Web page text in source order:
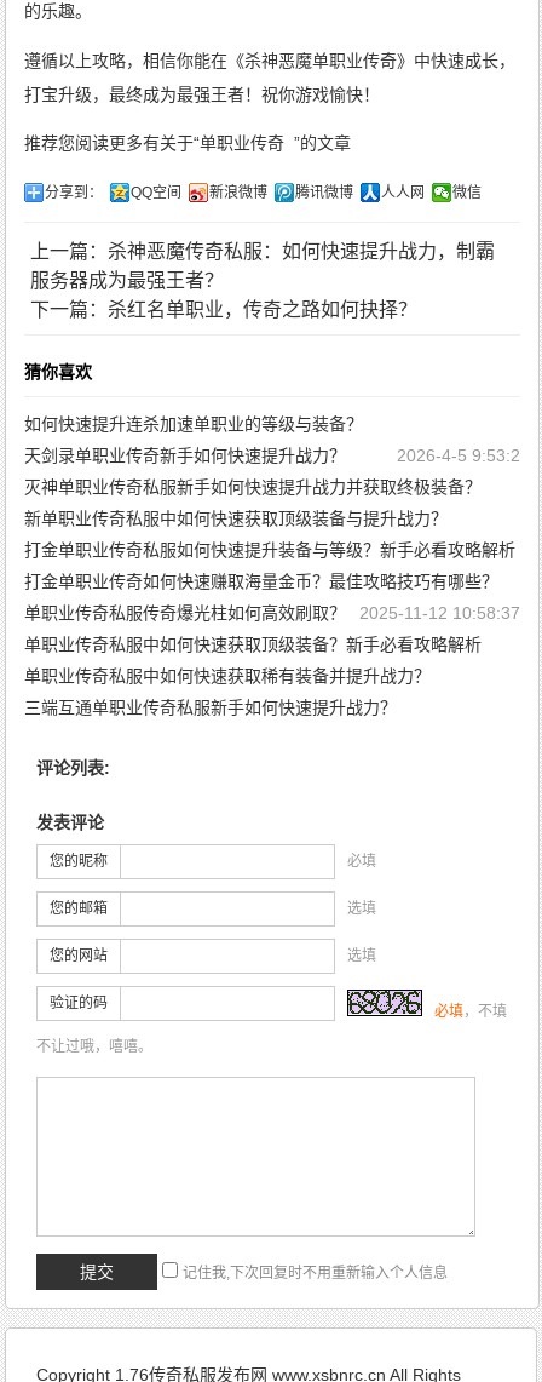
的乐趣。
遵循以上攻略，相信你能在《杀神恶魔单职业传奇》中快速成长，
打宝升级，最终成为最强王者！祝你游戏愉快！
推荐您阅读更多有关于“单职业传奇 ”的文章
分享到： QQ空间 新浪微博 腾讯微博 人人网 微信
上一篇：杀神恶魔传奇私服：如何快速提升战力，制霸
服务器成为最强王者？
下一篇：杀红名单职业，传奇之路如何抉择？
猜你喜欢
如何快速提升连杀加速单职业的等级与装备？
2026-4-23 14:26:51
天剑录单职业传奇新手如何快速提升战力？
2026-4-5 9:53:2
灭神单职业传奇私服新手如何快速提升战力并获取终极装备？
2025-12-30 10:41:6
新单职业传奇私服中如何快速获取顶级装备与提升战力？
2025-11-25 10:55:23
打金单职业传奇私服如何快速提升装备与等级？新手必看攻略解析
2025-11-24 11:2:25
打金单职业传奇如何快速赚取海量金币？最佳攻略技巧有哪些？
2025-11-24 10:59:53
单职业传奇私服传奇爆光柱如何高效刷取？
2025-11-12 10:58:37
单职业传奇私服中如何快速获取顶级装备？新手必看攻略解析
2025-11-12 10:56:10
单职业传奇私服中如何快速获取稀有装备并提升战力？
2025-11-12 10:53:46
三端互通单职业传奇私服新手如何快速提升战力？
评论列表:
发表评论
您的昵称 必填
您的邮箱 选填
您的网站 选填
验证的码 必填，不填
不让过哦，嘻嘻。
记住我,下次回复时不用重新输入个人信息
Copyright 1.76传奇私服发布网 www.xsbnrc.cn All Rights